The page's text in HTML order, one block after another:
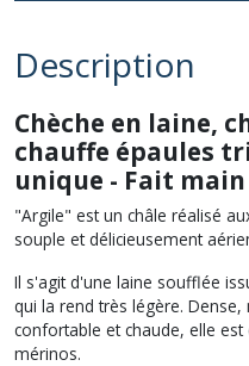
Description
Chèche en laine,
chauffe épaules
unique - Fait main
"Argile" est un châle réalisé
souple et délicieusement
Il s'agit d'une laine soufflée
qui la rend très légère.
confortable et chaude, elle
mérinos.